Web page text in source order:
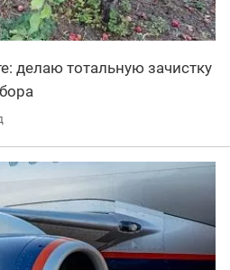
делаю тотальную зачистку